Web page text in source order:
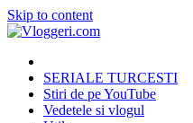
Skip to content
SERIALE TURCESTI
Stiri de pe YouTube
Vedetele si vlogul